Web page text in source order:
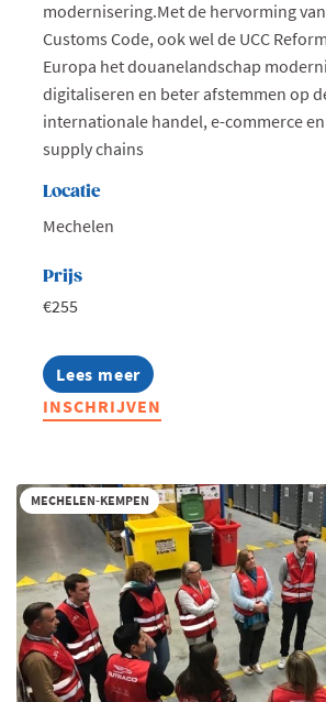
modernisering.Met de hervorming
Customs Code, ook wel de UCC
Europa het douanelandschap
digitaliseren en beter afstemmen op
internationale handel, e-commerce
supply chains
Locatie
Mechelen
Prijs
€255
Lees meer
about
Het
nieuwe
dit
voor
bedrijf?
INSCHRIJVEN
MECHELEN-KEMPEN